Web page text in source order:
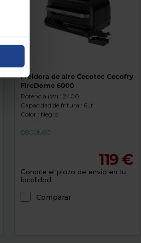
Freidora de aire Cecotec Cecofry
FireDome 6000
Potencia (W) : 2400
Capacidad de fritura : 6Lt
Color : Negro
119 €
Conoce el plazo de envío en tu
localidad...
Comparar